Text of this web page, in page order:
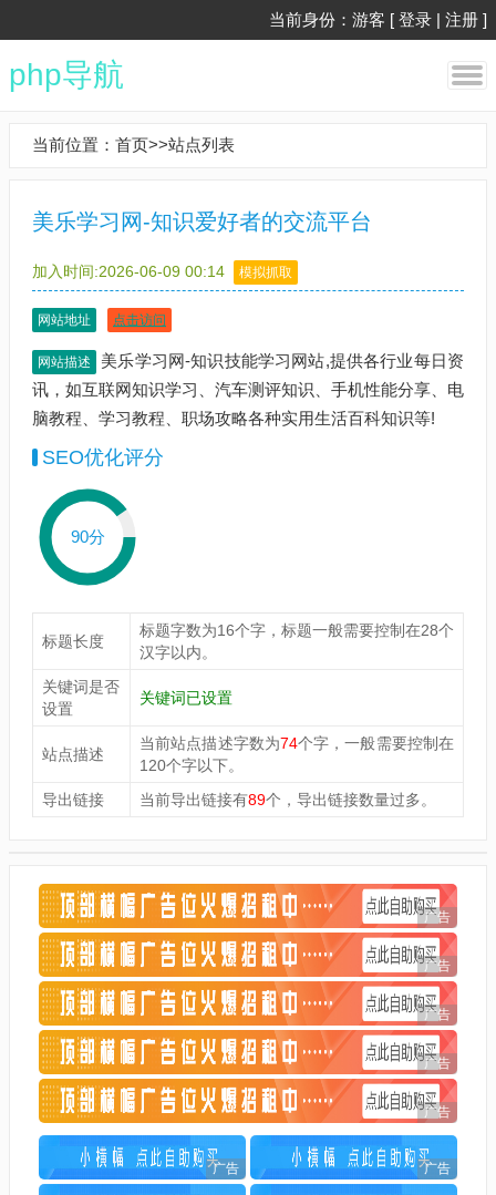
当前身份：游客 [ 登录 | 注册 ]
php导航
当前位置： 首页>>站点列表
美乐学习网-知识爱好者的交流平台
加入时间:2026-06-09 00:14 模拟抓取
网站地址 点击访问
网站描述
美乐学习网-知识技能学习网站,提供各行业每日资
讯，如互联网知识学习、汽车测评知识、手机性能分享、电
脑教程、学习教程、职场攻略各种实用生活百科知识等!
SEO优化评分
90分
标题长度
标题字数为16个字，标题一般需要控制在28个
汉字以内。
关键词是否
设置
关键词已设置
站点描述
当前站点描述字数为74个字，一般需要控制在
120个字以下。
导出链接
当前导出链接有89个，导出链接数量过多。